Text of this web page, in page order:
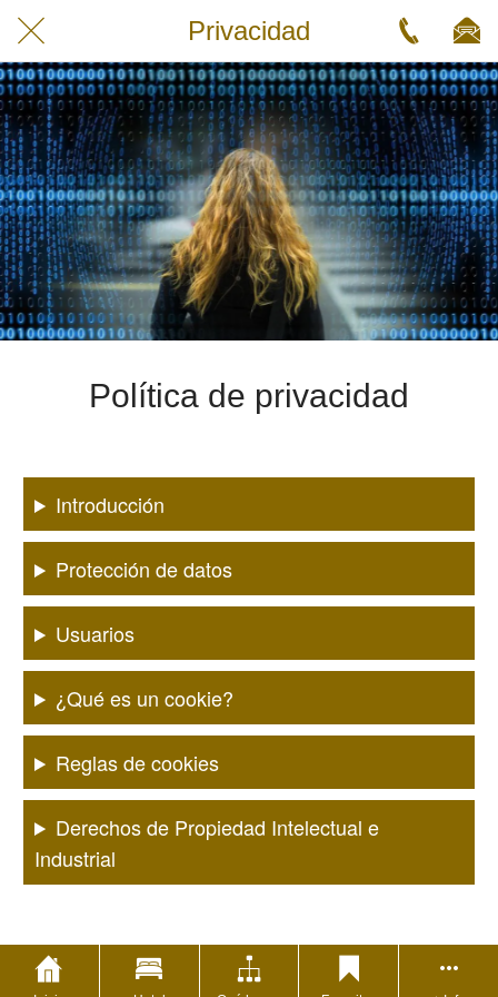
Privacidad
Política de privacidad
Introducción
Protección de datos
Usuarios
¿Qué es un cookie?
Reglas de cookies
Derechos de Propiedad Intelectual e
Industrial